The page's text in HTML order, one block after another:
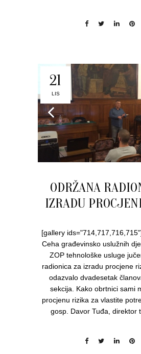
21
LIS
ODRŽANA
IZRADU
[gallery
Ceha građevinsko uslužnih
ZOP tehnološke usluge
radionica za izradu procjene
odazvalo dvadesetak
sekcija. Kako obrtnici sami
procjenu rizika za vlastite
gosp. Davor Tuđa, direktor